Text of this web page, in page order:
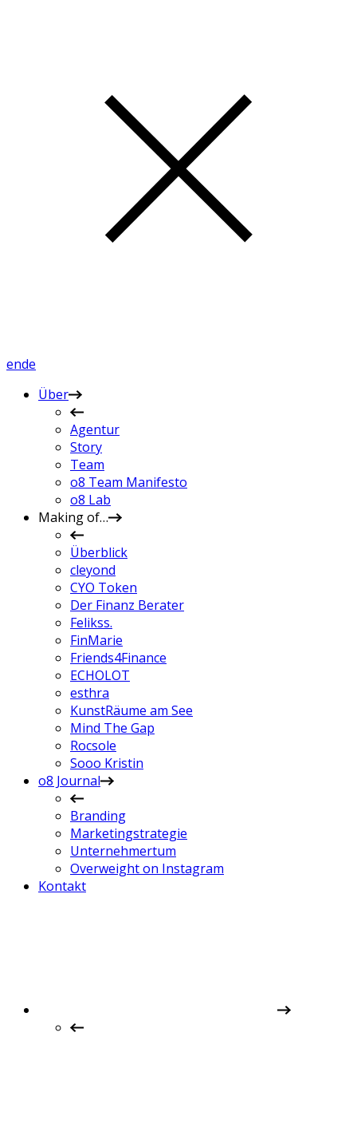
ende
Über
Agentur
Story
Team
o8 Team Manifesto
o8 Lab
Making of…
Überblick
cleyond
CYO Token
Der Finanz Berater
Felikss.
FinMarie
Friends4Finance
ECHOLOT
esthra
KunstRäume am See
Mind The Gap
Rocsole
Sooo Kristin
o8 Journal
Branding
Marketingstrategie
Unternehmertum
Overweight on Instagram
Kontakt